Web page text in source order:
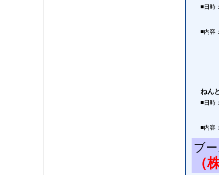
■日時
■内容
ねん
■日時
■内容
ブ
（